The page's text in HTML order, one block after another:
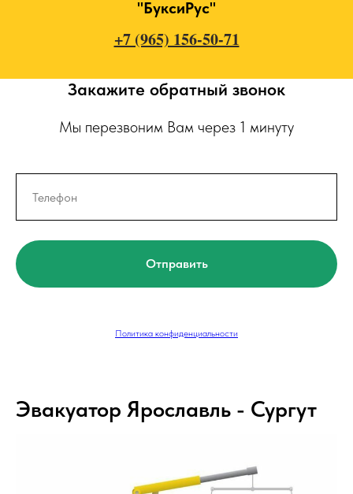
"БуксиРус"
+7 (965) 156-50-71
Закажите обратный звонок
Мы перезвоним Вам через 1 минуту
Отправить
Политика конфиденциальности
Эвакуатор Ярославль - Сургут